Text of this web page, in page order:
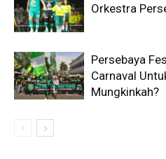
Orkestra
Persebaya
Carnaval
Mungkinkah?